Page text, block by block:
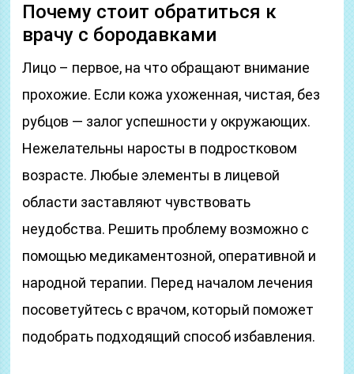
Почему стоит обратиться к
врачу с бородавками
Лицо – первое, на что обращают внимание
прохожие. Если кожа ухоженная, чистая, без
рубцов — залог успешности у окружающих.
Нежелательны наросты в подростковом
возрасте. Любые элементы в лицевой
области заставляют чувствовать
неудобства. Решить проблему возможно с
помощью медикаментозной, оперативной и
народной терапии. Перед началом лечения
посоветуйтесь с врачом, который поможет
подобрать подходящий способ избавления.